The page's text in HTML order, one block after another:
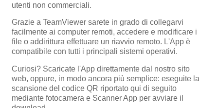
utenti non commerciali.
Grazie a TeamViewer sarete in grado di collegarvi
facilmente ai computer remoti, accedere e modificare i
file o addirittura effettuare un riavvio remoto. L'App è
compatibile con tutti i principali sistemi operativi.
Curiosi? Scaricate l'App direttamente dal nostro sito
web, oppure, in modo ancora più semplice: eseguite la
scansione del codice QR riportato qui di seguito
mediante fotocamera e Scanner App per avviare il